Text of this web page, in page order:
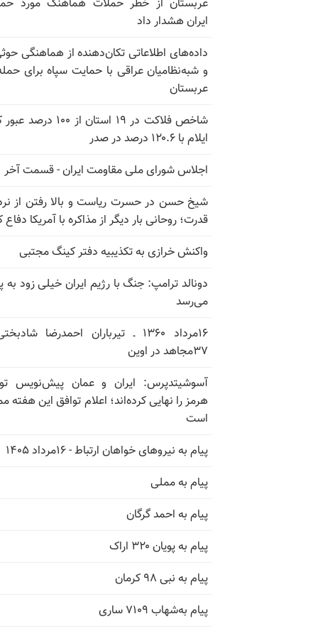
عربستان از خطر حملات هماهنگ مورد
ایران هشدار داد
داده‌های اطلاعاتی تکان‌دهنده از هماهنگی
و شبه‌نظامیان عراقی با حمایت سپاه برای
عربستان
شاخص فلاکت در ۱۹ استان از ۱۰۰
ایلام با ۱۲۰.۶ درصد در صدر
اجلاس شورای ملی مقاومت ایران - قسمت آخر
شیخ حسن در حسرت ریاست و بالا رفتن از
قدرت؛ روحانی بار دیگر از مذاکره با آمریکا دفاع
واکنش خرازی به تکذیبیه دفتر کینگ مجتبی
دونالد ترامپ: جنگ با رژیم ایران خیلی زود به
می‌رسد
۱۶مرداد ۱۳۶۰ ـ تیرباران احمدرضا
۳۷مجاهد در اوین
آسوشیتدپرس: ایران و عمان پیش‌نویس
هرمز را نهایی کرده‌اند؛ اعلام توافق این هفته
است
پیام به نیروهای خواهان ارتباط - ۱۶مرداد ۱۴۰۵
پیام به مملی
پیام به احمد گرگان
پیام به پویان ۳۲۰ اراک
پیام به نبی ۹۸ کرمان
پیام به‌شهاب ۷۱۰۹ ساری